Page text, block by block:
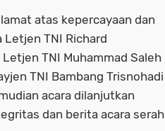
atas kepercayaan dan
Letjen TNI Richard
TNI Muhammad Saleh
TNI Bambang Trisnohadi
acara dilanjutkan
dan berita acara serah